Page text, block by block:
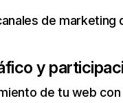
de
y
de tu web